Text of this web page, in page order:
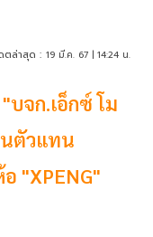
ตล่าสุด : 19 มี.ค. 67 | 14:24 น.
จก.เอ็กซ์ โม
ตัวแทน
"XPENG"